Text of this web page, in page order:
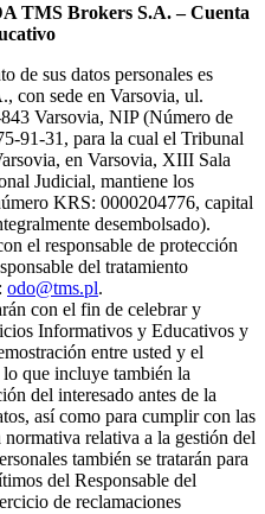
TMS Brokers S.A. – Cuenta
de sus datos personales es
sede en Varsovia, ul.
Varsovia, NIP (Número de
91-31, para la cual el Tribunal
en Varsovia, XIII Sala
Judicial, mantiene los
KRS: 0000204776, capital
desembolsado).
el responsable de protección
del tratamiento
odo@tms.pl.
con el fin de celebrar y
Informativos y Educativos y
entre usted y el
que incluye también la
del interesado antes de la
así como para cumplir con las
relativa a la gestión del
también se tratarán para
del Responsable del
de reclamaciones